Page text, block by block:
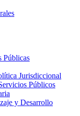
Públicas
Jurisdiccional
Públicos
y Desarrollo